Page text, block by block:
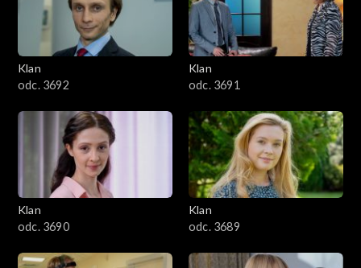
3101–3200
3001–3100
2901–3000
2801–2900
2701–2800
Klan
odc. 3692
Klan
odc. 3691
Klan
odc. 3690
Klan
odc. 3689